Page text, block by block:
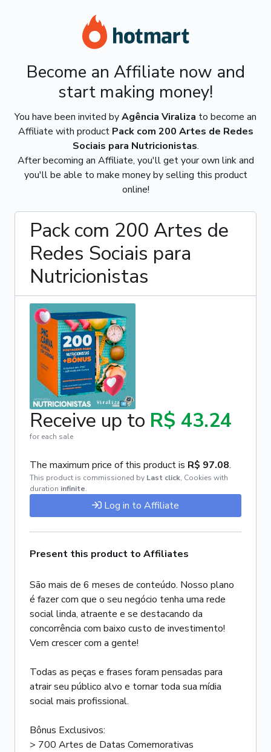
Become an Affiliate now and
start making money!
You have been invited byAgência Viraliza to become an
Affiliate with product Pack com 200 Artes de Redes
Sociais para Nutricionistas.
After becoming an Affiliate, you'll get your own link and
you'll be able to make money by selling this product
online!
Pack com 200 Artes de
Redes Sociais para
Nutricionistas
Receive up to R$ 43.24
for each sale
The maximum price of this product is R$ 97.08.
This product is commissioned by Last click, Cookies with
duration infinite.
Log in to Affiliate
Present this product to Affiliates
São mais de 6 meses de conteúdo. Nosso plano
é fazer com que o seu negócio tenha uma rede
social linda, atraente e se destacando da
concorrência com baixo custo de investimento!
Vem crescer com a gente!
Todas as peças e frases foram pensadas para
atrair seu público alvo e tornar toda sua mídia
social mais profissional.
Bônus Exclusivos:
> 700 Artes de Datas Comemorativas